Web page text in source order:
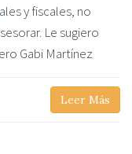
y fiscales, no
Le sugiero
Gabi Martínez
Leer Más